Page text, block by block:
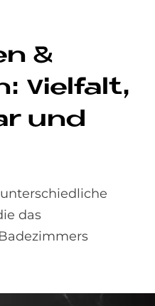
&
Viel­falt,
und
das